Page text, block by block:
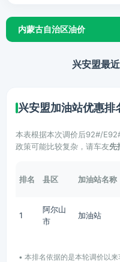
内蒙古自治区油价
兴安盟最
兴安盟加油站优惠排
本表根据本次调价后92#/
政策可能比较复杂，请车友先
排名 县区 加油站名称
1
阿尔山
市
加油站
• 本排名依据的是本轮调价以